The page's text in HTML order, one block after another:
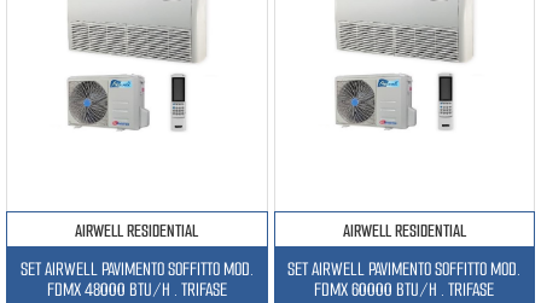
AIRWELL RESIDENTIAL
SET AIRWELL PAVIMENTO SOFFITTO MOD.
FDMX 48000 BTU/H . TRIFASE
AIRWELL RESIDENTIAL
SET AIRWELL PAVIMENTO SOFFITTO MOD.
FDMX 60000 BTU/H . TRIFASE